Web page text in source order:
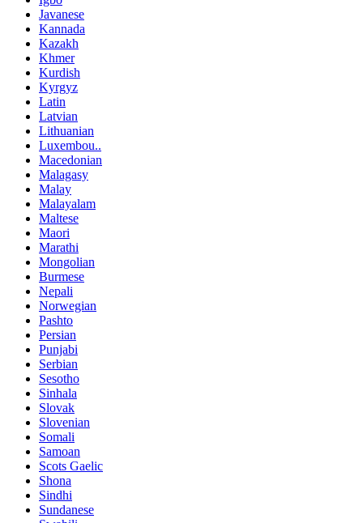
Javanese
Kannada
Kazakh
Khmer
Kurdish
Kyrgyz
Latin
Latvian
Lithuanian
Luxembou..
Macedonian
Malagasy
Malay
Malayalam
Maltese
Maori
Marathi
Mongolian
Burmese
Nepali
Norwegian
Pashto
Persian
Punjabi
Serbian
Sesotho
Sinhala
Slovak
Slovenian
Somali
Samoan
Scots Gaelic
Shona
Sindhi
Sundanese